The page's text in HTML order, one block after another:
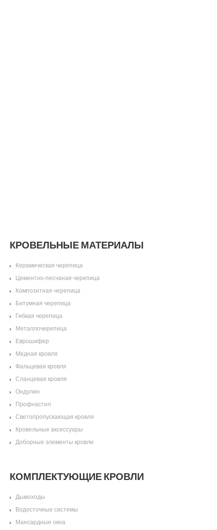
КРОВЕЛЬНЫЕ МАТЕРИАЛЫ
Керамическая черепица
Цементно-песчаная черепица
Композитная черепица
Битумная черепица
Гибкая черепица
Металлочерепица
Еврошифер
Медная кровля
Фальцевая кровля
Сланцевая кровля
Ондулин
Профнастил
Светопропускающая кровля
Кровельные аксессуары
Доборные элементы кровли
КОМПЛЕКТУЮЩИЕ КРОВЛИ
Дымоходы
Водосточные системы
Мансардные окна